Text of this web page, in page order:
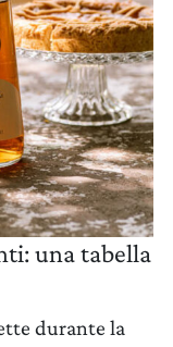
una tabella
durante la